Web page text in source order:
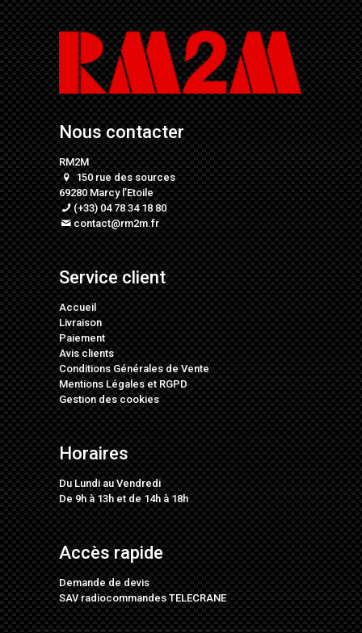
Nous contacter
RM2M
150 rue des sources
69280 Marcy l’Etoile
(+33) 04 78 34 18 80
contact@rm2m.fr
Service client
Accueil
Livraison
Paiement
Avis clients
Conditions Générales de Vente
Mentions LégalesetRGPD
Gestion des cookies
Horaires
Du Lundi au Vendredi
De 9h à 13h et de 14h à 18h
Accès rapide
Demande de devis
SAV radiocommandes TELECRANE